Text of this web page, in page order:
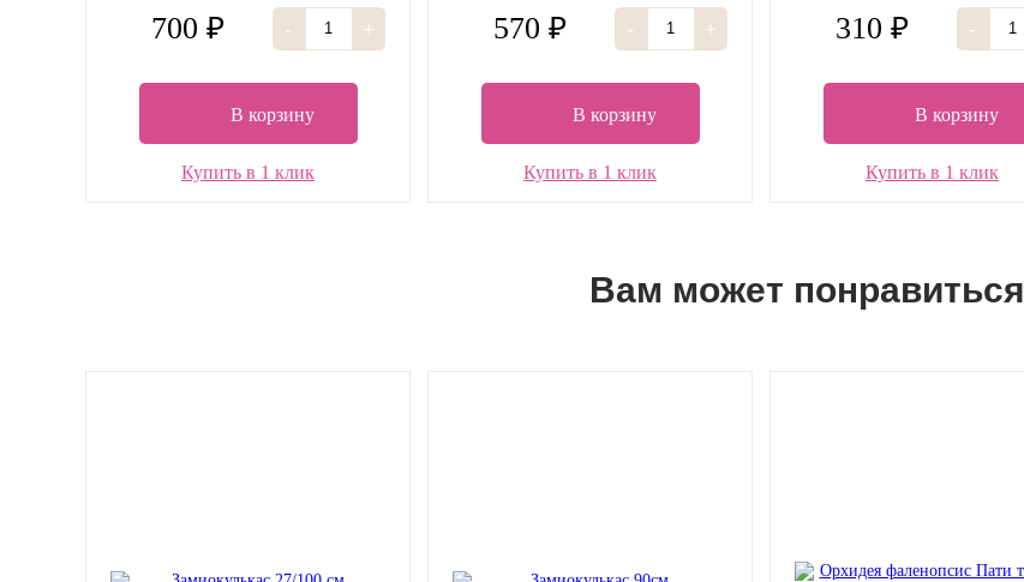
700 ₽ - +
В корзину
Купить в 1 клик
570 ₽ - +
В корзину
Купить в 1 клик
310 ₽ -
В корзину
Купить в 1 клик
Вам может понравиться